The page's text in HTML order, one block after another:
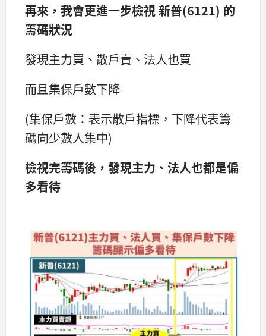
再來，我會更進一步檢視新普(6121) 的
籌碼狀況
發現主力買、散戶賣、法人也買
而且集保戶數下降
(集保戶數：表示散戶指標，下降代表籌
碼向少數人集中)
檢視完籌碼後，發現主力、法人也都是偏
多看待